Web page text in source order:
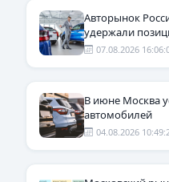
Авторынок
удержали
07.08.2026
В июне Москва
автомобилей
04.08.2026